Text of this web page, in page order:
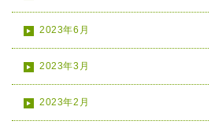
2023年6月
2023年3月
2023年2月